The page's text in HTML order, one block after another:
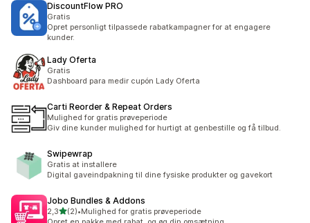
DiscountFlow PRO
Gratis
Opret personligt tilpassede rabatkampagner for at engagere
kunder.
Lady Oferta
Gratis
Dashboard para medir cupón Lady Oferta
Carti Reorder & Repeat Orders
Mulighed for gratis prøveperiode
Giv dine kunder mulighed for hurtigt at genbestille og få tilbud.
Swipewrap
Gratis at installere
Digital gaveindpakning til dine fysiske produkter og gavekort
Jobo Bundles & Addons
2,3ud af 5 stjerner
(2)
2 anmeldelser i alt
•Mulighed for gratis prøveperiode